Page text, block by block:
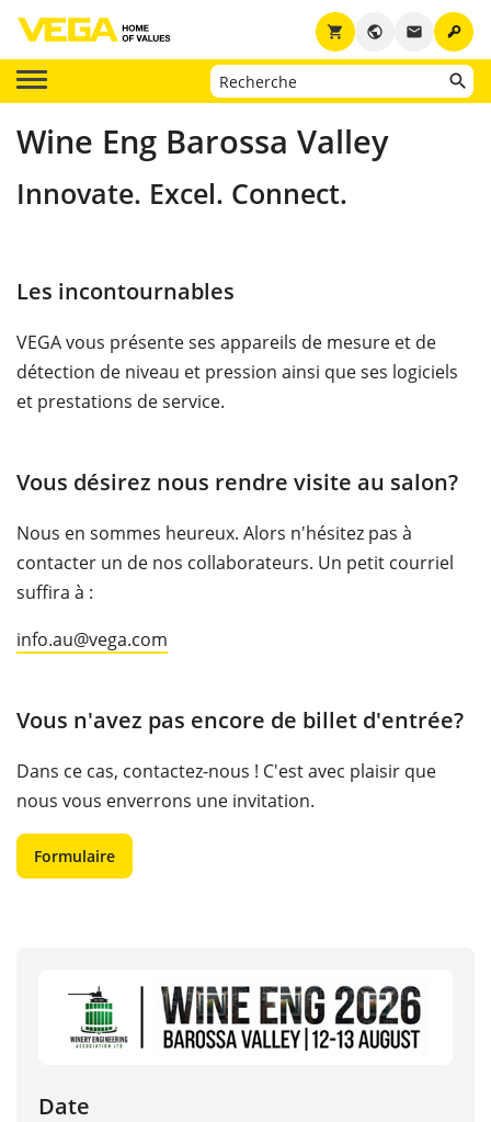
key
email
public
shopping_cart
Wine Eng Barossa Valley
Innovate. Excel. Connect.
Les incontournables
VEGA vous présente ses appareils de mesure et de
détection de niveau et pression ainsi que ses logiciels
et prestations de service.
Vous désirez nous rendre visite au salon?
Nous en sommes heureux. Alors n'hésitez pas à
contacter un de nos collaborateurs. Un petit courriel
suffira à :
info.au@vega.com
Vous n'avez pas encore de billet d'entrée?
Dans ce cas, contactez-nous ! C'est avec plaisir que
nous vous enverrons une invitation.
Formulaire
Date